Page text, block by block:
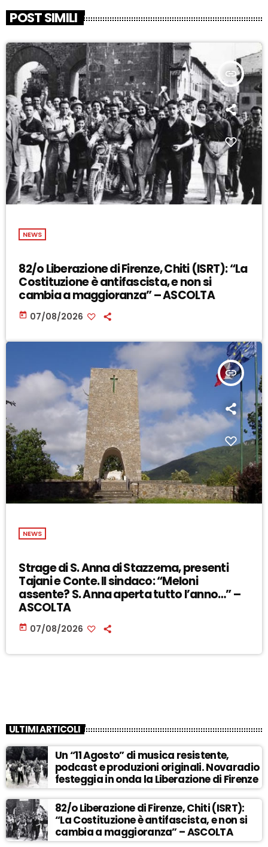
POST SIMILI
insert_link
NEWS
82/o Liberazione di Firenze, Chiti (ISRT): “La
Costituzione è antifascista, e non si
cambia a maggioranza” – ASCOLTA
today 07/08/2026
insert_link
NEWS
Strage di S. Anna di Stazzema, presenti
Tajani e Conte. Il sindaco: “Meloni
assente? S. Anna aperta tutto l’anno…” –
ASCOLTA
today 07/08/2026
ULTIMI ARTICOLI
Un “11 Agosto” di musica resistente,
podcast e produzioni originali. Novaradio
festeggia in onda la Liberazione di Firenze
82/o Liberazione di Firenze, Chiti (ISRT):
“La Costituzione è antifascista, e non si
cambia a maggioranza” – ASCOLTA